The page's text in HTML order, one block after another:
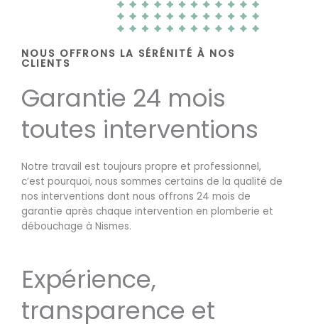
NOUS OFFRONS LA SÉRÉNITÉ À NOS
CLIENTS
Garantie 24 mois
toutes interventions
Notre travail est toujours propre et professionnel,
c’est pourquoi, nous sommes certains de la qualité de
nos interventions dont nous offrons 24 mois de
garantie après chaque intervention en plomberie et
débouchage à Nismes.
Expérience,
transparence et